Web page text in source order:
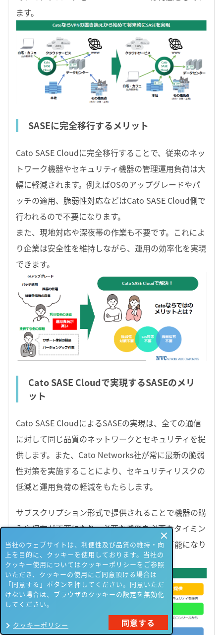
ます。
SASEに完全移行するメリット
Cato SASE Cloudに完全移行することで、従来のネッ
トワーク機器やセキュリティ機器の管理運用負荷は大
幅に軽減されます。例えばOSのアップグレードやパ
ッチの適用、脆弱性対応などはCato SASE Cloud側で
行われるので不要になります。
また、現地対応や深夜帯の作業も不要です。これによ
り企業は安全性を維持しながら、運用の効率化を実現
できます。
Cato SASE Cloudで実現するSASEのメリ
ット
Cato SASE CloudによるSASEの実現は、全ての通信
に対して同じ品質のネットワークとセキュリティを提
供します。また、Cato Networks社が常に最新の脆弱
性対策を実施することにより、セキュリティリスクの
低減と運用負荷の軽減をもたらします。
サブスクリプション形式で提供されることで機器の購
入や保有が不要になり、必要な機能を必要なタイミン
グで追加することで段階的な導入や移行が可能になり
ます。
当社のウェブサイトは、利便性及び品質の維持・向
上を目的に、クッキーを使用しております。当社の
クッキー使用についてはクッキーポリシーをご参照
いただき、クッキーの使用にご同意頂ける場合は
「同意する」ボタンを押してください。同意いただ
けない場合は、ブラウザのクッキーの設定を無効化
してください。
クッキーポリシー 同意する